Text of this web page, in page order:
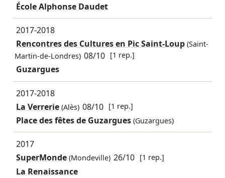
École Alphonse Daudet
2017-2018
Rencontres des Cultures en Pic Saint-Loup(Saint-
Martin-de-Londres) 08/10 [1 rep.]
Guzargues
2017-2018
La Verrerie(Alès) 08/10 [1 rep.]
Place des fêtes de Guzargues (Guzargues)
2017
SuperMonde(Mondeville) 26/10 [1 rep.]
La Renaissance